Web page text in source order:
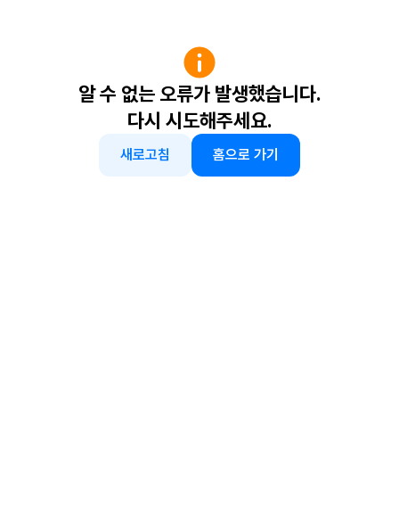
알 수 없는 오류가 발생했습니다.
다시 시도해주세요.
새로고침 홈으로 가기